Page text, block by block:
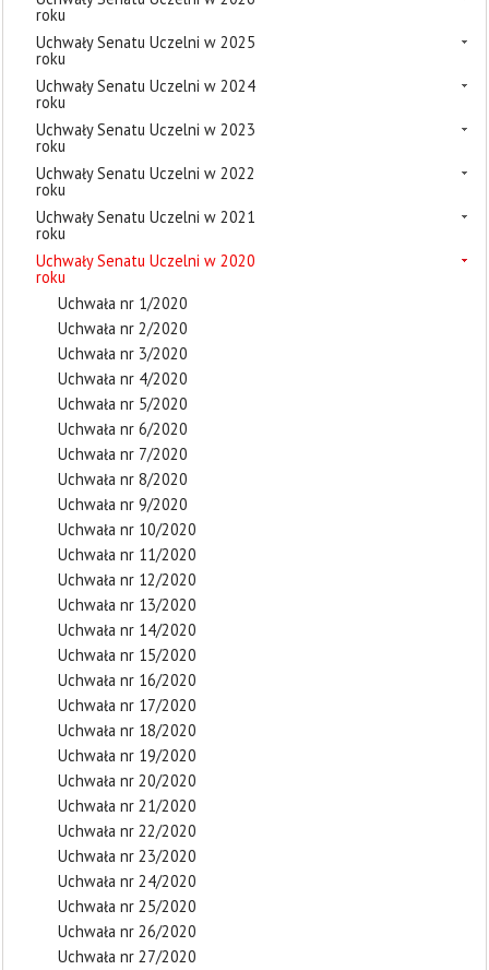
roku
Uchwały Senatu Uczelni w 2025
roku
Uchwały Senatu Uczelni w 2024
roku
Uchwały Senatu Uczelni w 2023
roku
Uchwały Senatu Uczelni w 2022
roku
Uchwały Senatu Uczelni w 2021
roku
Uchwały Senatu Uczelni w 2020
roku
Uchwała nr 1/2020
Uchwała nr 2/2020
Uchwała nr 3/2020
Uchwała nr 4/2020
Uchwała nr 5/2020
Uchwała nr 6/2020
Uchwała nr 7/2020
Uchwała nr 8/2020
Uchwała nr 9/2020
Uchwała nr 10/2020
Uchwała nr 11/2020
Uchwała nr 12/2020
Uchwała nr 13/2020
Uchwała nr 14/2020
Uchwała nr 15/2020
Uchwała nr 16/2020
Uchwała nr 17/2020
Uchwała nr 18/2020
Uchwała nr 19/2020
Uchwała nr 20/2020
Uchwała nr 21/2020
Uchwała nr 22/2020
Uchwała nr 23/2020
Uchwała nr 24/2020
Uchwała nr 25/2020
Uchwała nr 26/2020
Uchwała nr 27/2020